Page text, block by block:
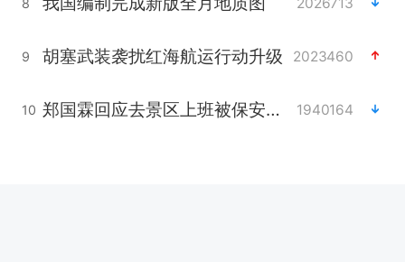
9 胡塞武装袭扰红海航运行动升级 2023460
10 郑国霖回应去景区上班被保安拦下 1940164